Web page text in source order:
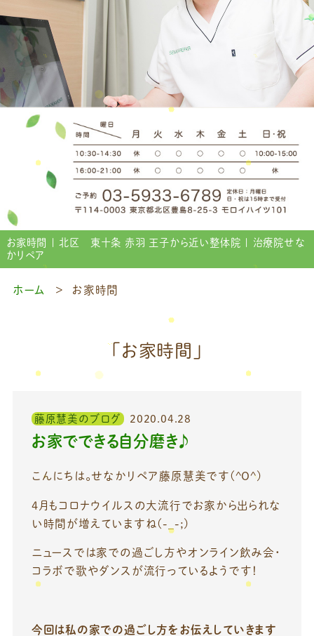
お家時間 | 北区 東十条 赤羽 王子から近い整体院 | 治療院せな
かリペア
ホーム お家時間
「お家時間」
藤原慧美のブログ 2020.04.28
お家でできる自分磨き♪
こんにちは。せなかリペア藤原慧美です(^O^)
4月もコロナウイルスの大流行でお家から出られな
い時間が増えていますね(-_-;)
ニュースでは家での過ごし方やオンライン飲み会・
コラボで歌やダンスが流行っているようです！
今回は私の家での過ごし方をお伝えしていきます